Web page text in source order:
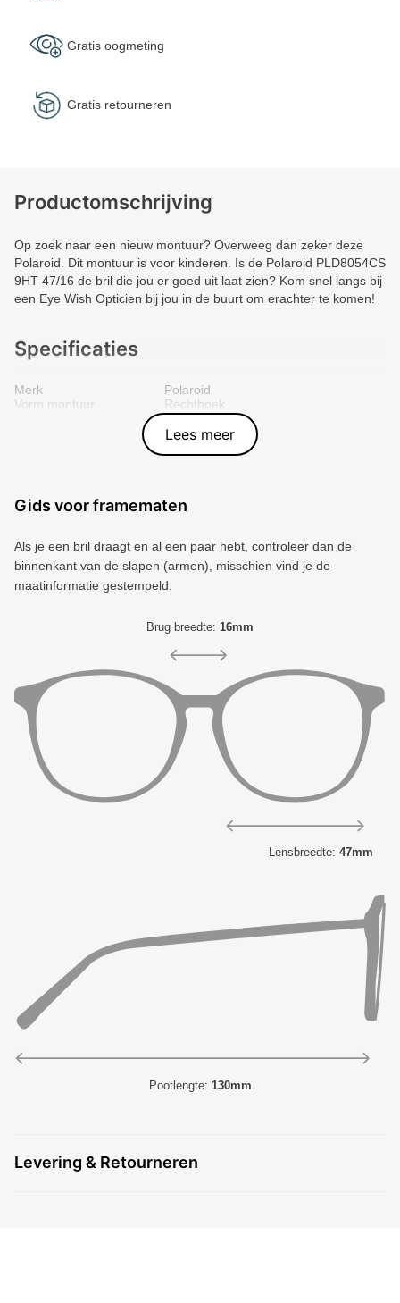
Gratis oogmeting
Gratis retourneren
Productomschrijving
Op zoek naar een nieuw montuur? Overweeg dan zeker deze
Polaroid. Dit montuur is voor kinderen. Is de Polaroid PLD8054CS
9HT 47/16 de bril die jou er goed uit laat zien? Kom snel langs bij
een Eye Wish Opticien bij jou in de buurt om erachter te komen!
Specificaties
Merk
Polaroid
Vorm montuur
Rechthoek
Zwart
Plastic
716736780047
Lees meer
Gids voor framematen
Als je een bril draagt ​​en al een paar hebt, controleer dan de
binnenkant van de slapen (armen), misschien vind je de
maatinformatie gestempeld.
Brug breedte: 16mm
Lensbreedte: 47mm
Pootlengte: 130mm
Levering & Retourneren